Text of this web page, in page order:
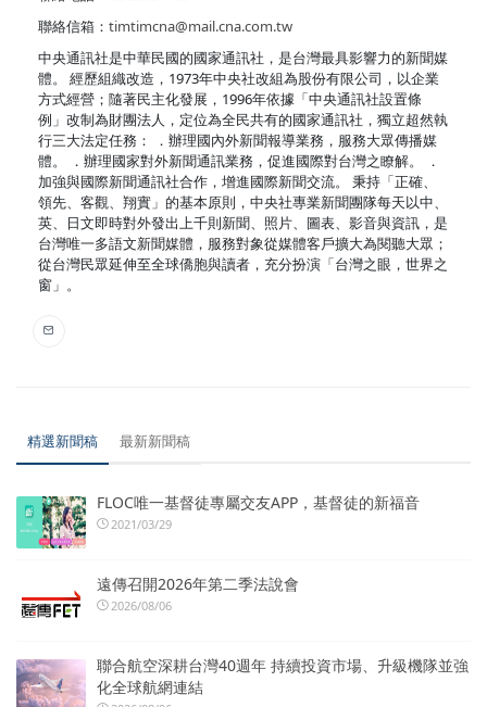
聯絡信箱： timtimcna@mail.cna.com.tw
中央通訊社是中華民國的國家通訊社，是台灣最具影響力的新聞媒
體。 經歷組織改造，1973年中央社改組為股份有限公司，以企業
方式經營；隨著民主化發展，1996年依據「中央通訊社設置條
例」改制為財團法人，定位為全民共有的國家通訊社，獨立超然執
行三大法定任務： ．辦理國內外新聞報導業務，服務大眾傳播媒
體。 ．辦理國家對外新聞通訊業務，促進國際對台灣之瞭解。 ．
加強與國際新聞通訊社合作，增進國際新聞交流。 秉持「正確、
領先、客觀、翔實」的基本原則，中央社專業新聞團隊每天以中、
英、日文即時對外發出上千則新聞、照片、圖表、影音與資訊，是
台灣唯一多語文新聞媒體，服務對象從媒體客戶擴大為閱聽大眾；
從台灣民眾延伸至全球僑胞與讀者，充分扮演「台灣之眼，世界之
窗」。
精選新聞稿 最新新聞稿
FLOC唯一基督徒專屬交友APP，基督徒的新福音
2021/03/29
遠傳召開2026年第二季法說會
2026/08/06
聯合航空深耕台灣40週年 持續投資市場、升級機隊並強
化全球航網連結